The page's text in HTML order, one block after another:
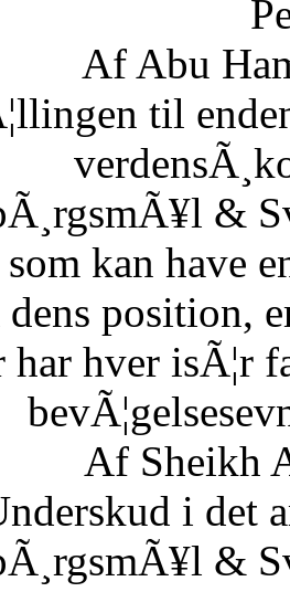
Af Abu
til
&
som kan have
position,
har hver isÃ¦r
Af Sheikh
i det
&